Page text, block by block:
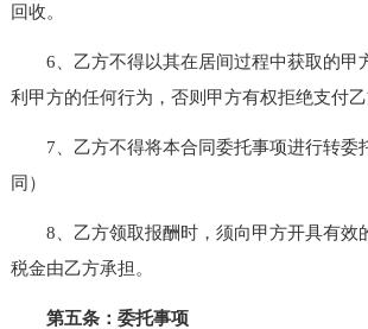
回收。
6、乙方不得以其在居间过程中获取的甲
利甲方的任何行为，否则甲方有权拒绝支付乙
7、乙方不得将本合同委托事项进行转委
同）
8、乙方领取报酬时，须向甲方开具有效
税金由乙方承担。
第五条：委托事项